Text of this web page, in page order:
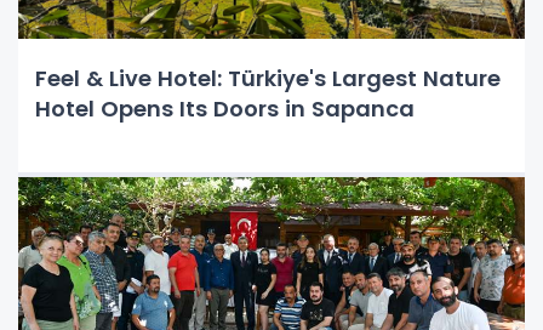
Feel & Live Hotel: Türkiye's Largest Nature
Hotel Opens Its Doors in Sapanca